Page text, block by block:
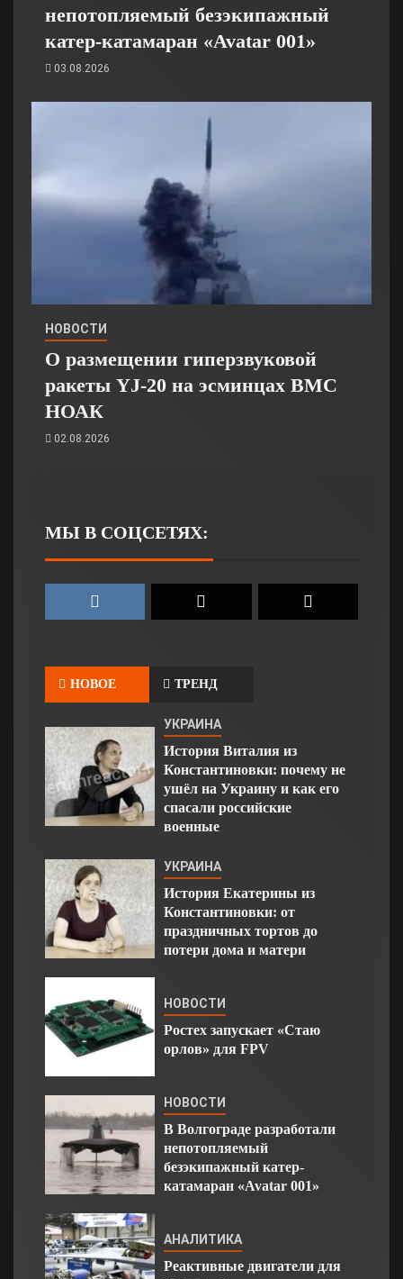
непотопляемый безэкипажный
катер-катамаран «Avatar 001»
03.08.2026
НОВОСТИ
О размещении гиперзвуковой
ракеты YJ-20 на эсминцах ВМС
НОАК
02.08.2026
МЫ В СОЦСЕТЯХ:
НОВОЕ ТРЕНД
УКРАИНА
История Виталия из
Константиновки: почему не
ушёл на Украину и как его
спасали российские
военные
УКРАИНА
История Екатерины из
Константиновки: от
праздничных тортов до
потери дома и матери
НОВОСТИ
Ростех запускает «Стаю
орлов» для FPV
НОВОСТИ
В Волгограде разработали
непотопляемый
безэкипажный катер-
катамаран «Avatar 001»
АНАЛИТИКА
Реактивные двигатели для